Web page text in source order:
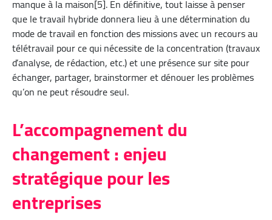
manque à la maison[5]. En définitive, tout laisse à penser
que le travail hybride donnera lieu à une détermination du
mode de travail en fonction des missions avec un recours au
télétravail pour ce qui nécessite de la concentration (travaux
d’analyse, de rédaction, etc.) et une présence sur site pour
échanger, partager, brainstormer et dénouer les problèmes
qu’on ne peut résoudre seul.
L’accompagnement du
changement : enjeu
stratégique pour les
entreprises